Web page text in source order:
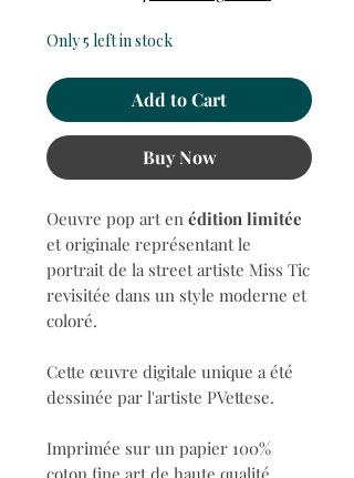
Only 5 left in stock
Add to Cart
Buy Now
Oeuvre pop art en édition limitée
et originale représentant le
portrait de la street artiste Miss Tic
revisitée dans un style moderne et
coloré.
Cette œuvre digitale unique a été
dessinée par l'artiste PVettese.
Imprimée sur un papier 100%
coton fine art de haute qualité,